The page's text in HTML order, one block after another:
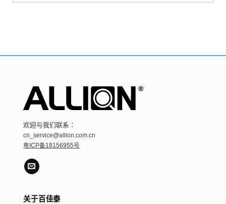
欢迎与我们联系：
cn_service@allion.com.cn
粤ICP备18156955号
关于百佳泰